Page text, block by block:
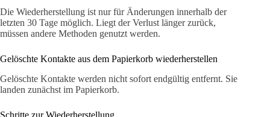
Die Wiederherstellung ist nur für Änderungen innerhalb der
letzten 30 Tage möglich. Liegt der Verlust länger zurück,
müssen andere Methoden genutzt werden.
Gelöschte Kontakte aus dem Papierkorb wiederherstellen
Gelöschte Kontakte werden nicht sofort endgültig entfernt. Sie
landen zunächst im Papierkorb.